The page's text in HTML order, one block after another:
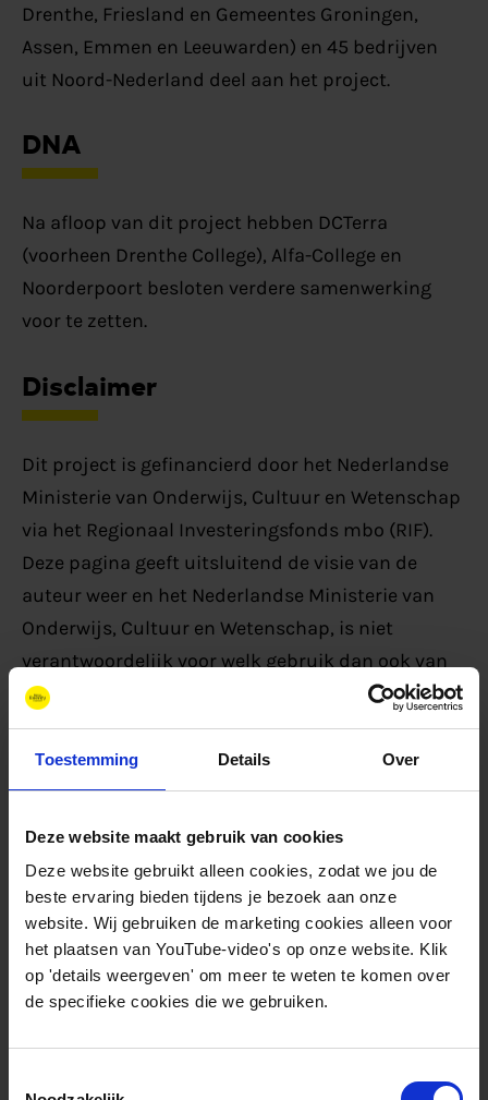
Toestemming Details Over
Deze website maakt gebruik van cookies
Deze website gebruikt alleen cookies, zodat we jou de
beste ervaring bieden tijdens je bezoek aan onze
website. Wij gebruiken de marketing cookies alleen voor
het plaatsen van YouTube-video's op onze website. Klik
op 'details weergeven' om meer te weten te komen over
de specifieke cookies die we gebruiken.
Drenthe, Friesland en Gemeentes Groningen,
Assen, Emmen en Leeuwarden) en 45 bedrijven
uit Noord-Nederland deel aan het project.
DNA
Na afloop van dit project hebben DCTerra
(voorheen Drenthe College), Alfa-College en
Noorderpoort besloten verdere samenwerking
voor te zetten.
Disclaimer
Dit project is gefinancierd door het Nederlandse
Ministerie van Onderwijs, Cultuur en Wetenschap
via het Regionaal Investeringsfonds mbo (RIF).
Deze pagina geeft uitsluitend de visie van de
auteur weer en het Nederlandse Ministerie van
Onderwijs, Cultuur en Wetenschap, is niet
verantwoordelijk voor welk gebruik dan ook van
de informatie die het bevat.
Feiten
30/11/2022
Budget:
€ 2.000.000
Subsidie verstrekker:
Ministerie van Onderwijs, Cultuur en Wetenschap
Subsidie programma: